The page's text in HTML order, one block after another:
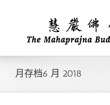
content
月存档6 月 2018